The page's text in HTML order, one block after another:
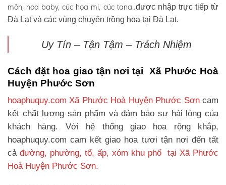
môn, hoa baby, cúc họa mi, cúc tana..được nhập trực tiếp từ
Đà Lạt và các vùng chuyên trồng hoa tại Đà Lạt.
Uy Tín – Tận Tậm – Trách Nhiệm
Cách đặt hoa giao tận nơi tại Xã Phước Hoà
Huyện Phước Sơn
hoaphuquy.com Xã Phước Hoà Huyện Phước Sơncam
kết chất lượng sản phẩm và đảm bảo sự hài lòng của
khách hàng. Với hệ thống giao hoa rộng khắp,
hoaphuquy.com cam kết giao hoa tươi tận nơi đến tất
cả đường, phường, tổ, ấp, xóm khu phố tại Xã Phước
Hoà Huyện Phước Sơn.